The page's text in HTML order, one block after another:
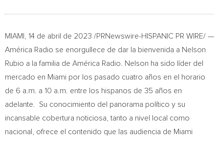
MIAMI 14 de abril de 2023 /PRNewswire-HISPANIC PR WIRE/ —
América Radio se enorgullece de dar la bienvenida a Nelson
Rubio a la familia de América Radio. Nelson ha sido líder del
mercado en Miami por los pasado cuatro años en el horario
de 6 a.m. a 10 a.m.
entre los hispanos de 35 años en
adelante. Su conocimiento del panorama político y su
incansable cobertura noticiosa, tanto a nivel local como
nacional, ofrece el contenido que las audiencia de Miami